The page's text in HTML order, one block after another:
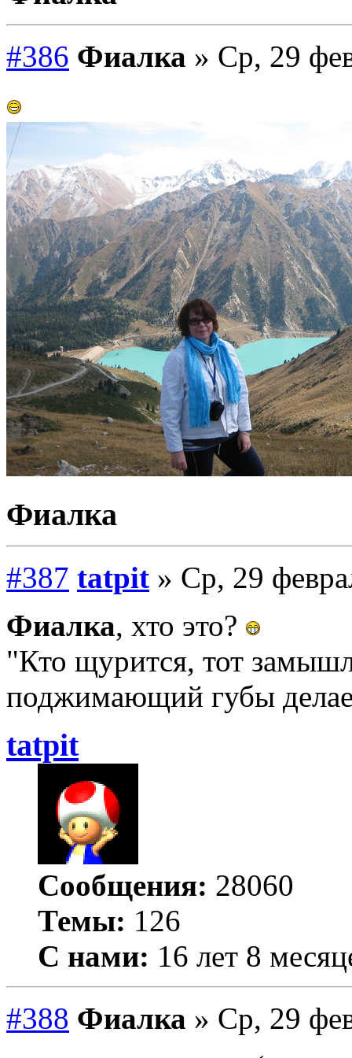
#386 Фиалка » Ср, 29
Фиалка
#387 tatpit » Ср, 29
Фиалка, хто это?
"Кто щурится, тот
поджимающий губы
tatpit
Сообщения: 28060
Темы: 126
С нами: 16 лет 8
#388 Фиалка » Ср, 29